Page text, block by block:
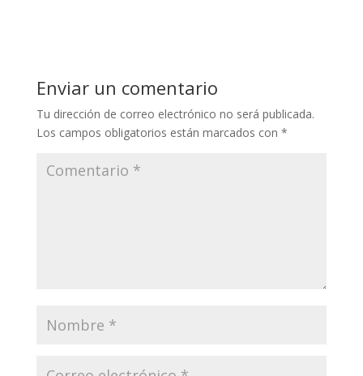
Enviar un comentario
Tu dirección de correo electrónico no será publicada.
Los campos obligatorios están marcados con *